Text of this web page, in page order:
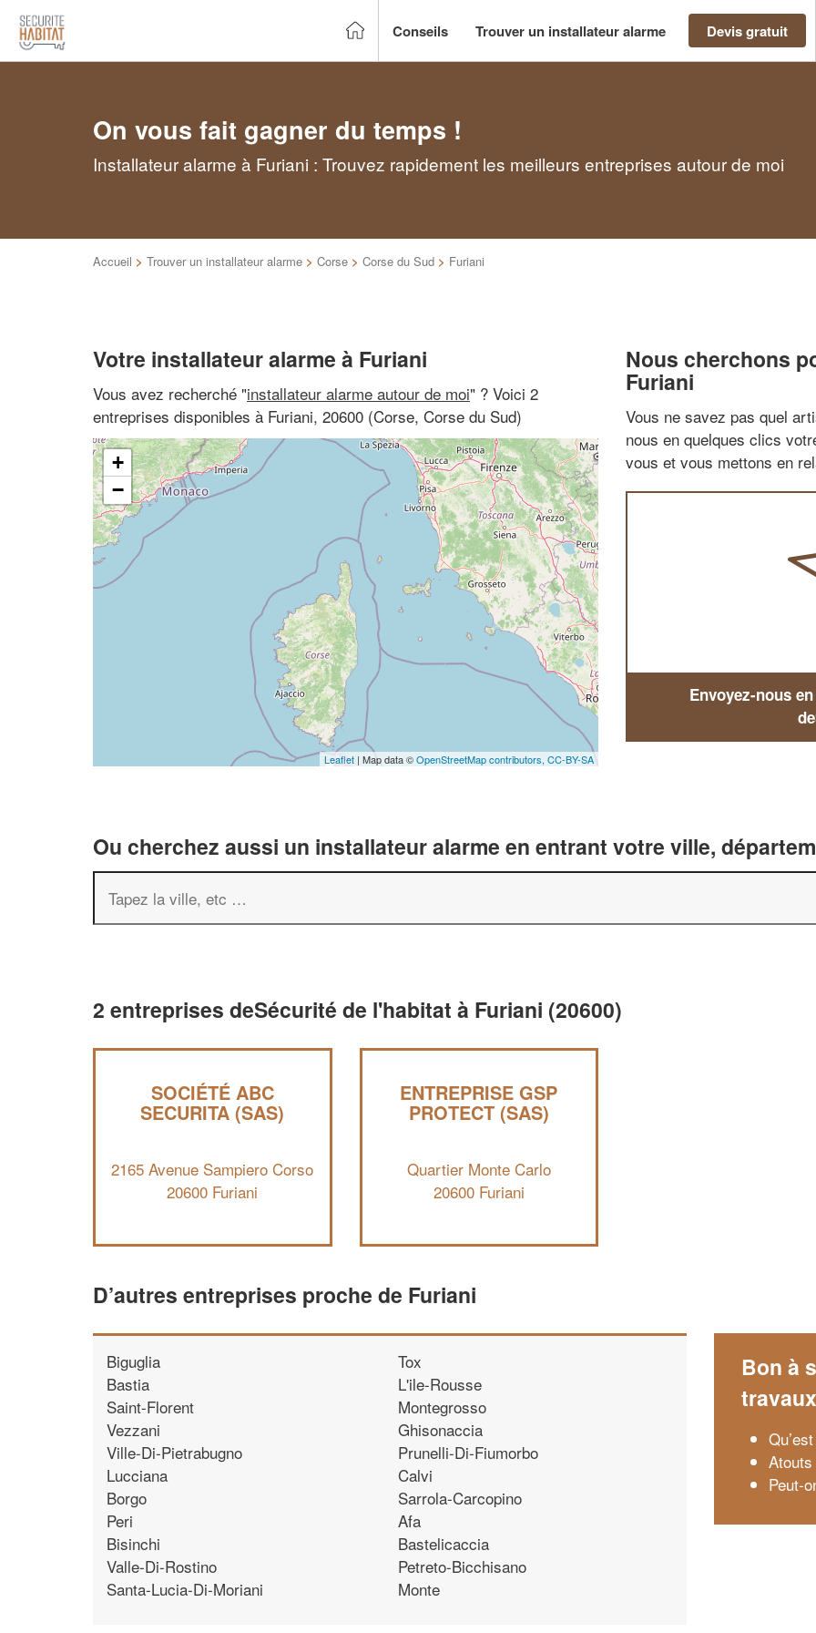
Conseils Trouver un installateur alarme Devis gratuit
On vous fait gagner du temps !
Installateur alarme à Furiani : Trouvez rapidement les meilleurs entreprises autour de moi
Accueil > Trouver un installateur alarme > Corse > Corse du Sud > Furiani
Votre installateur alarme à Furiani
Vous avez recherché "installateur alarme autour de moi" ? Voici 2
entreprises disponibles à Furiani, 20600 (Corse, Corse du Sud)
+
−
Leaflet | Map data ©OpenStreetMap contributors, CC-BY-SA
Nous cherchons
Furiani
Vous ne savez pas quel
nous en quelques clics
vous et vous mettons en
Envoyez-nous
Ou cherchez aussi un installateur alarme en entrant votre ville,
2 entreprises deSécurité de l'habitat à Furiani (20600)
SOCIÉTÉ ABC
SECURITA (SAS)
2165 Avenue Sampiero Corso
20600 Furiani
ENTREPRISE GSP
PROTECT (SAS)
Quartier Monte Carlo
20600 Furiani
D’autres entreprises proche de Furiani
Biguglia
Bastia
Saint-Florent
Vezzani
Ville-Di-Pietrabugno
Lucciana
Borgo
Peri
Bisinchi
Valle-Di-Rostino
Santa-Lucia-Di-Moriani
Tox
L'ile-Rousse
Montegrosso
Ghisonaccia
Prunelli-Di-Fiumorbo
Calvi
Sarrola-Carcopino
Afa
Bastelicaccia
Petreto-Bicchisano
Monte
Bon à
travaux
Peut-